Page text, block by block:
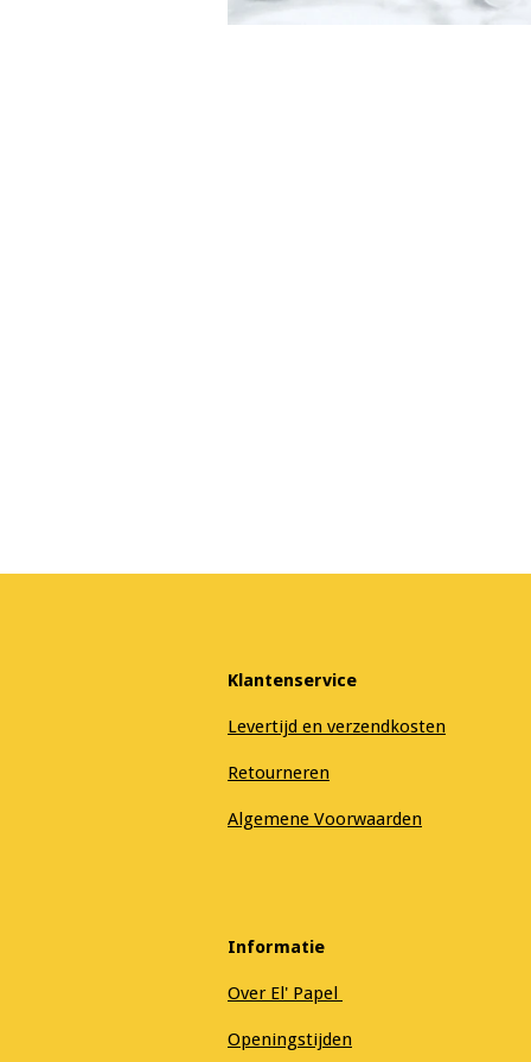
Klantenservice
Levertijd en verzendkosten
Retourneren
Algemene Voorwaarden
Informatie
Over El' Papel
Openingstijden